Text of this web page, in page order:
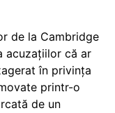
de la Cambridge
acuzațiilor că ar
în privința
printr-o
de un